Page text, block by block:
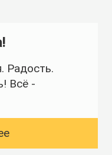
Радость.
Всё -